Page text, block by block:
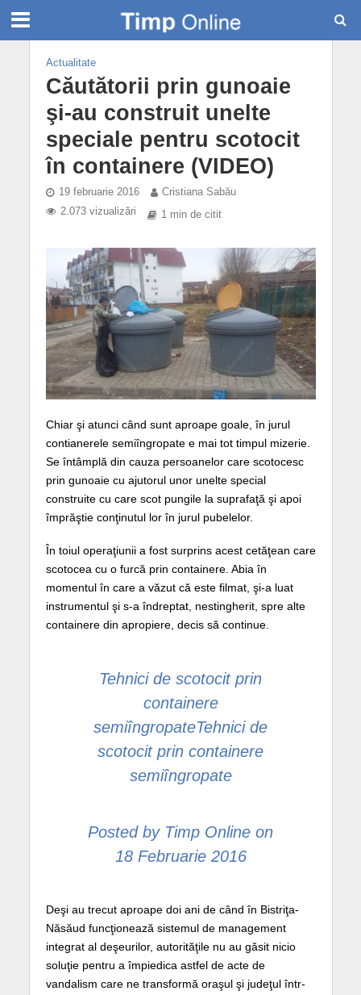
Actualitate
Căutătorii prin gunoaie
şi-au construit unelte
speciale pentru scotocit
în containere (VIDEO)
19 februarie 2016
Cristiana Sabău
2.073 vizualizări
1 min de citit
Chiar şi atunci când sunt aproape goale, în jurul
contianerele semiîngropate e mai tot timpul mizerie.
Se întâmplă din cauza persoanelor care scotocesc
prin gunoaie cu ajutorul unor unelte special
construite cu care scot pungile la suprafaţă şi apoi
împrăştie conţinutul lor în jurul pubelelor.
În toiul operaţiunii a fost surprins acest cetăţean care
scotocea cu o furcă prin containere. Abia în
momentul în care a văzut că este filmat, şi-a luat
instrumentul şi s-a îndreptat, nestingherit, spre alte
containere din apropiere, decis să continue.
Tehnici de scotocit prin
containere
semiîngropateTehnici de
scotocit prin containere
semiîngropate
Posted by Timp Online on
18 Februarie 2016
Deşi au trecut aproape doi ani de când în Bistriţa-
Năsăud funcţionează sistemul de management
integrat al deşeurilor, autorităţile nu au găsit nicio
soluţie pentru a împiedica astfel de acte de
vandalism care ne transformă oraşul şi judeţul într-